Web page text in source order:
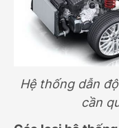
Hệ thống dẫn
cần